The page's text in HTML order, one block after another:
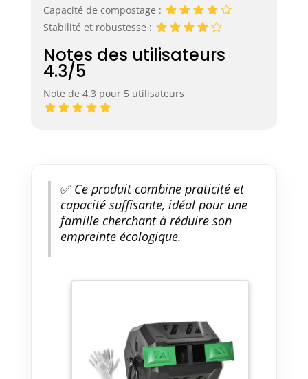
Capacité de compostage :
Stabilité et robustesse :
Notes des utilisateurs
4.3/5
Note de 4.3 pour 5 utilisateurs
✅Ce produit combine praticité et
capacité suffisante, idéal pour une
famille cherchant à réduire son
empreinte écologique.